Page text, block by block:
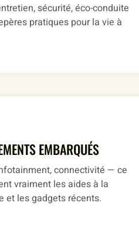
sécurité, éco-conduite
pratiques pour la vie à
EMBARQUÉS
connectivité — ce
vraiment les aides à la
et les gadgets récents.